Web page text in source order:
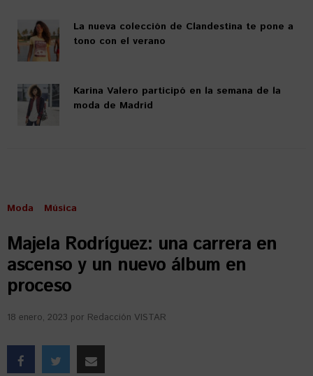
La nueva colección de Clandestina te pone a
tono con el verano
Karina Valero participó en la semana de la
moda de Madrid
Moda Música
Majela Rodríguez: una carrera en
ascenso y un nuevo álbum en
proceso
18 enero, 2023 por Redacción VISTAR